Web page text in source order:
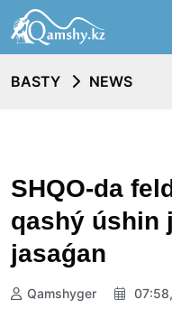
BASTY NEWS
SHQO-da
qashý úshin
jasaǵan
Qamshyger